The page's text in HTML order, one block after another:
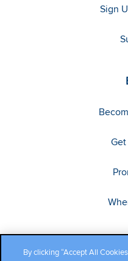
Sign
By clicking “Accept All